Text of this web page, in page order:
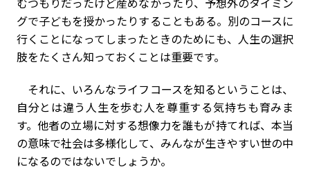
グで子どもを授かったりすることもある。別のコースに
行くことになってしまったときのためにも、人生の選択
肢をたくさん知っておくことは重要です。
それに、いろんなライフコースを知るということは、
自分とは違う人生を歩む人を尊重する気持ちも育みま
す。他者の立場に対する想像力を誰もが持てれば、本当
の意味で社会は多様化して、みんなが生きやすい世の中
になるのではないでしょうか。